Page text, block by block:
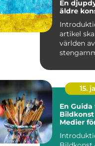
En
äldre
artikel
världen av
som ha...
15.
En
Bildkonst
Medier